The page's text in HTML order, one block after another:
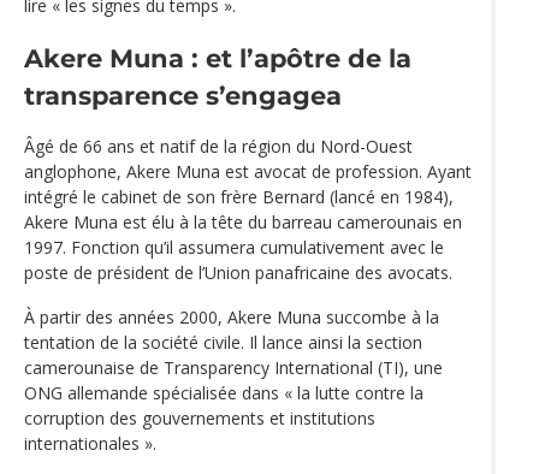
lire « les signes du temps ».
Akere Muna : et l’apôtre de la
transparence s’engagea
Âgé de 66 ans et natif de la région du Nord-Ouest
anglophone, Akere Muna est avocat de profession. Ayant
intégré le cabinet de son frère Bernard (lancé en 1984),
Akere Muna est élu à la tête du barreau camerounais en
1997. Fonction qu’il assumera cumulativement avec le
poste de président de l’Union panafricaine des avocats.
À partir des années 2000, Akere Muna succombe à la
tentation de la société civile. Il lance ainsi la section
camerounaise de Transparency International (TI), une
ONG allemande spécialisée dans « la lutte contre la
corruption des gouvernements et institutions
internationales ».